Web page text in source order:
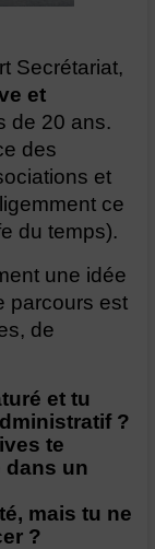
Secrétariat,
et
de 20 ans.
des
et
ce
du temps).
une idée
parcours est
de
et tu
?
te
dans un
mais tu ne
?